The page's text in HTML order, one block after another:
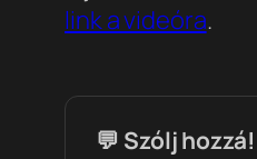
link a videóra.
💬 Szólj hozzá!